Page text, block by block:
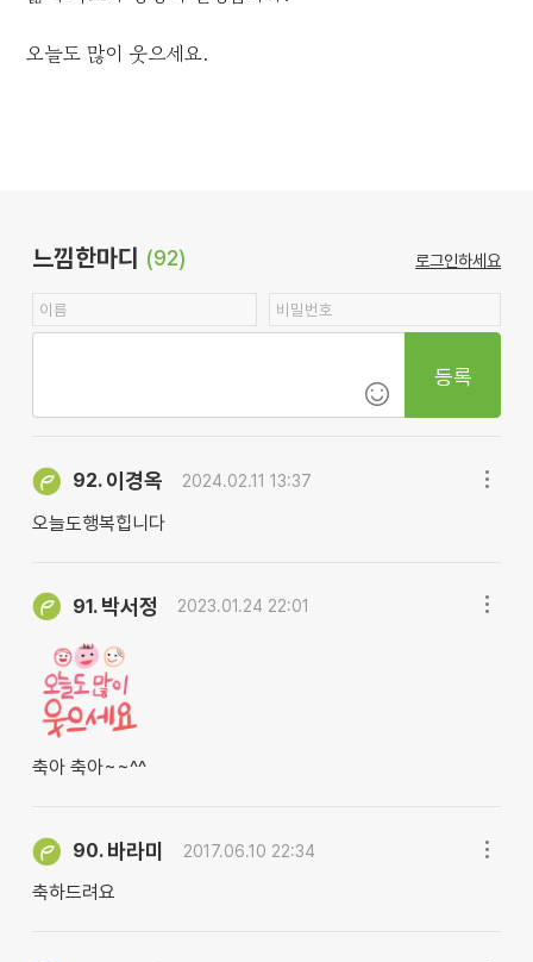
오늘도 많이 웃으세요.
느낌한마디 (92) 로그인하세요
등록
92. 이경옥 2024.02.11 13:37
오늘도행복힙니다
91. 박서정 2023.01.24 22:01
축아 축아~~^^
90. 바라미 2017.06.10 22:34
축하드려요